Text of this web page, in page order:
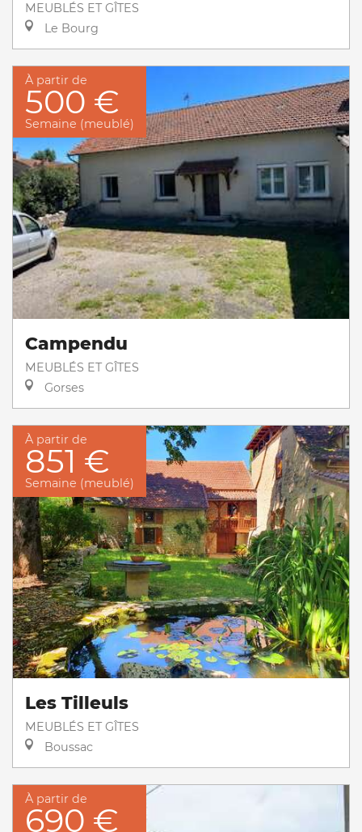
MEUBLÉS ET GÎTES
Le Bourg
À partir de
500 €
Semaine (meublé)
Campendu
MEUBLÉS ET GÎTES
Gorses
À partir de
851 €
Semaine (meublé)
Les Tilleuls
MEUBLÉS ET GÎTES
Boussac
À partir de
690 €